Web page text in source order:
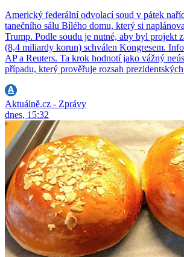
Americký federální odvolací soud v pátek
tanečního sálu Bílého domu, který si
Trump. Podle soudu je nutné, aby byl projekt
(8,4 miliardy korun) schválen Kongresem.
AP a Reuters. Ta krok hodnotí jako vážný
případu, který prověřuje rozsah
Aktuálně.cz - Zprávy
dnes, 15:32